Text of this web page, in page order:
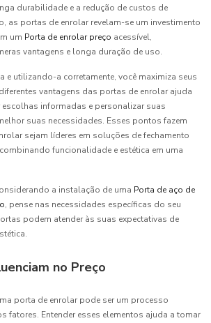
durabilidade e a redução de custos de
as portas de enrolar revelam-se um investimento
um Porta de enrolar preço acessível,
vantagens e longa duração de uso.
e utilizando-a corretamente, você maximiza seus
vantagens das portas de enrolar ajuda
informadas e personalizar suas
suas necessidades. Esses pontos fazem
sejam líderes em soluções de fechamento
funcionalidade e estética em uma
a instalação de uma Porta de aço de
, pense nas necessidades específicas do seu
podem atender às suas expectativas de
no Preço
porta de enrolar pode ser um processo
fatores. Entender esses elementos ajuda a tomar